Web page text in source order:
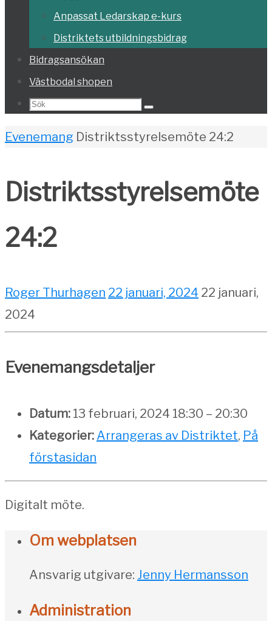
Anpassat Ledarskap e-kurs
Distriktets utbildningsbidrag
Bidragsansökan
Västbodal shopen
Search
Sök
Home
Evenemang Distriktsstyrelsemöte 24:2
Distriktsstyrelsemöte
24:2
Roger Thurhagen 22 januari, 2024 22 januari,
2024
Evenemangsdetaljer
Datum: 13 februari, 2024 18:30 – 20:30
Kategorier: Arrangeras av Distriktet, På
förstasidan
Digitalt möte.
Om webplatsen
Ansvarig utgivare: Jenny Hermansson
Administration